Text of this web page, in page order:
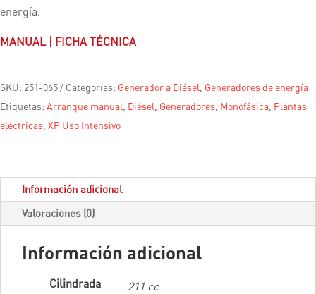
energía.
MANUAL | FICHA TÉCNICA
SKU: 251-065 Categorías: Generador a Diésel Generadores de energía
Etiquetas: Arranque manual Diésel Generadores Monofásica Plantas
eléctricas XP Uso Intensivo
Información adicional
Valoraciones (0)
Información adicional
Cilindrada
211 cc